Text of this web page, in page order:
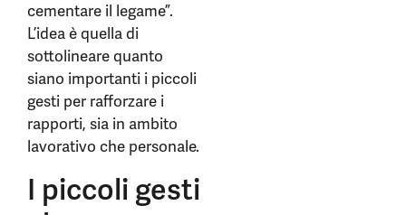
cementare il legame”.
L’idea è quella di
sottolineare quanto
siano importanti i piccoli
gesti per rafforzare i
rapporti, sia in ambito
lavorativo che personale.
I piccoli gesti